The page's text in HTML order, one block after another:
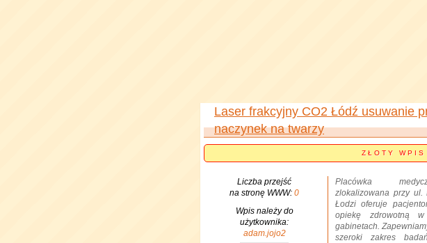
Laser frakcyjny CO2 Łódź usuwanie
naczynek na twarzy
Z Ł O T Y W P I S
Liczba przejść
na stronę WWW: 0
Wpis należy do
użytkownika:
adam.jojo2
Placówka
zlokalizowana przy ul.
Łodzi oferuje
opiekę zdrowotną w
gabinetach.
szeroki zakres